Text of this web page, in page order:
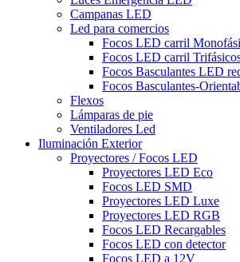
Campanas LED
Led para comercios
Focos LED carril
Focos LED carril
Focos Basculantes LED
Focos Basculantes-
Flexos
Lámparas de pie
Ventiladores Led
Iluminación Exterior
Proyectores / Focos LED
Proyectores LED Eco
Focos LED SMD
Proyectores LED Luxe
Proyectores LED RGB
Focos LED Recargables
Focos LED con detector
Focos LED a 12V